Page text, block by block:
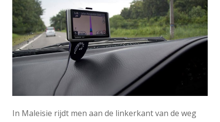
In Maleisie rijdt men aan de linkerkant van de weg